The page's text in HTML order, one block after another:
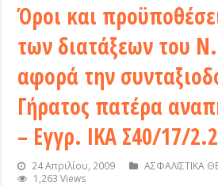
Όροι και
των διατάξεων του
αφορά την
Γήρατος πατέρα
– Εγγρ. ΙΚΑ Σ40/17/
24 Απριλίου, 2009 ΑΣΦΑΛΙΣΤΙΚΑ
1,263 Views